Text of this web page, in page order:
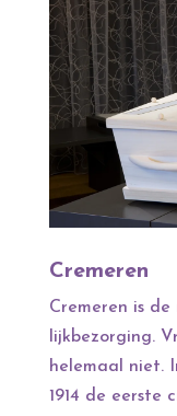
Cremeren
Cremeren is
lijkbezorging.
helemaal niet.
1914 de eerste